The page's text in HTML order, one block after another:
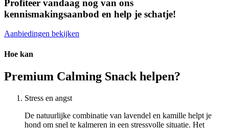
Profiteer vandaag nog van ons
kennismakingsaanbod en help je schatje!
Aanbiedingen bekijken
Hoe kan
Premium Calming Snack helpen?
Stress en angst
De natuurlijke combinatie van lavendel en kamille helpt je
hond om snel te kalmeren in een stressvolle situatie. Het